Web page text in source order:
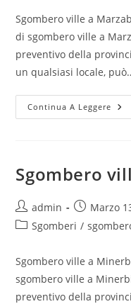
Sgombero ville a
di sgombero ville a
preventivo della
un qualsiasi locale,
Continua A Leggere
Sgombero
admin
Marzo
Sgomberi /
Sgombero ville a
sgombero ville a
preventivo della